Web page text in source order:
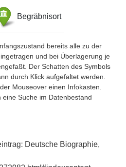
Begräbnisort
bereits alle zu der
und bei Überlagerung je
Der Schatten des Symbols
durch Klick aufgefaltet werden.
Mouseover einen Infokasten.
Suche im Datenbestand
Deutsche Biographie,